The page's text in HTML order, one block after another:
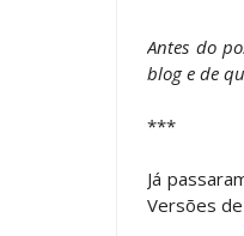
Antes do
blog e de
***
Já
Versões